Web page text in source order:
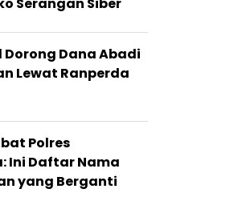
Dorong Dana Abadi
Lewat Ranperda
Polres
Ini Daftar Nama
yang Berganti